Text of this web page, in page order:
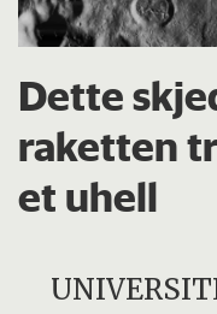
Dette
raketten
et uhell